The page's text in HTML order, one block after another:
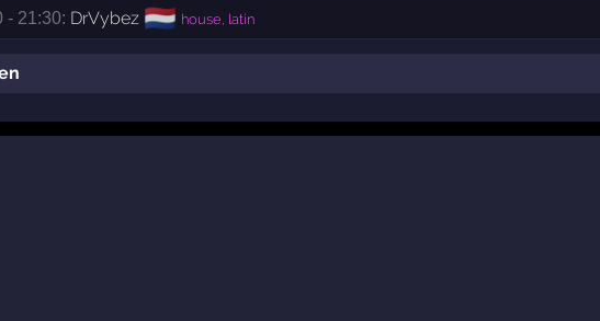
- 21:30: DrVybez 🇳🇱 house, latin